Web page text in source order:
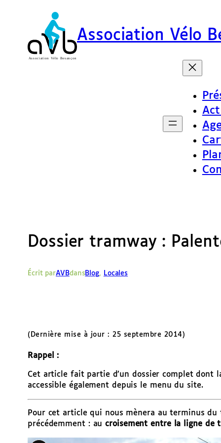
Association Vélo
Dossier tramway :
Écrit parAVBdans Blog, Locales
(Dernière mise à jour : 25 septembre 2014)
Rappel :
Cet article fait partie d’un dossier complet dont
accessible également depuis le menu du site.
Pour cet article qui nous mènera au terminus
précédemment : aucroisement entre la ligne de